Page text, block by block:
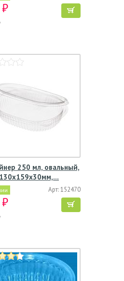
250 мл, овальный,
130х159х30мм,…
Арт: 152470